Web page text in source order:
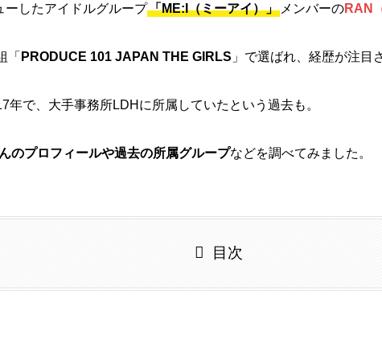
ーしたアイドルグループ「ME:I（ミーアイ）」 メンバーのRAN
「 PRODUCE 101 JAPAN THE GIRLS 」で選ばれ、経歴が注目
年で、大手事務所LDHに所属していたという過去も。
のプロフィールや過去の所属グループなどを調べてみました。
目次